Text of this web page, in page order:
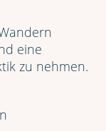
eine
zu nehmen.